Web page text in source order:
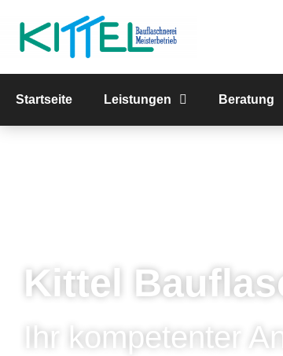
Startseite Leistungen Beratung
Kittel
Ihr kompetenter